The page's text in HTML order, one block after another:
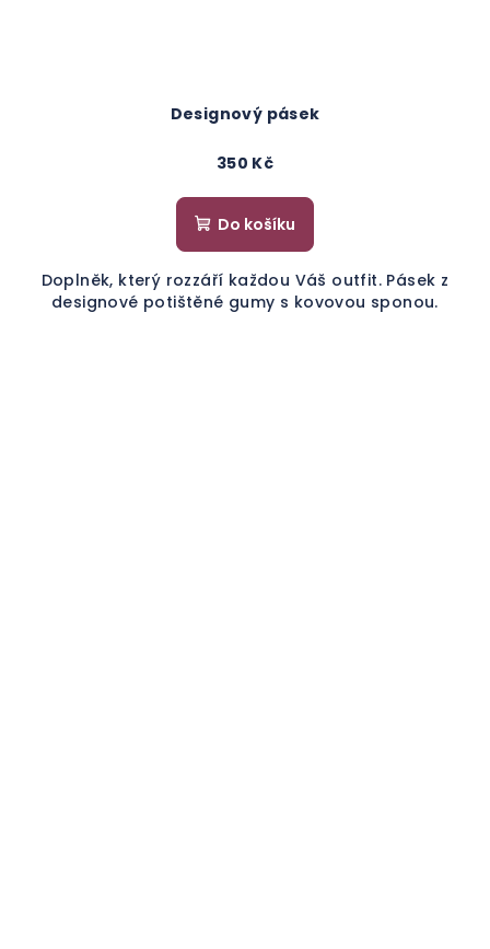
Designový pásek
350 Kč
Do košíku
Doplněk, který rozzáří každou Váš outfit. Pásek z
designové potištěné gumy s kovovou sponou.